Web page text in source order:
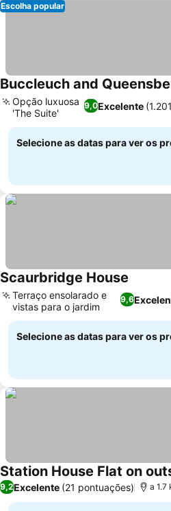
Escolha popular
Buccleuch and
9,0Excelente
Opção luxuosa
'The Suite'
Selecione as datas para ver os
Scaurbridge House
9,6
Terraço ensolarado e
vistas para o jardim
Selecione as datas para ver os
Station House Flat on
9,2Excelente (21 pontuações) a 1.7